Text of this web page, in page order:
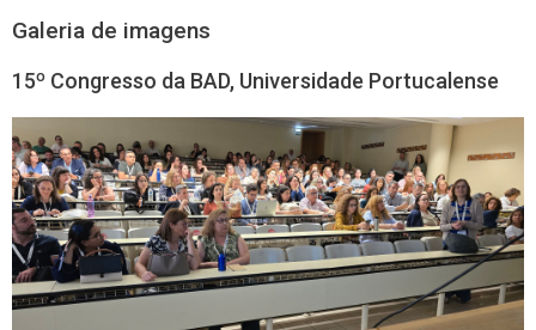
Galeria de imagens
15º Congresso da BAD, Universidade Portucalense